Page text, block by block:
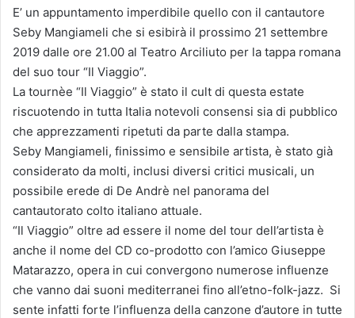
i
a
u
n
e
m
a
i
l
E’ un appuntamento imperdibile quello con il cantautore
Seby Mangiameli che si esibirà il prossimo 21 settembre
2019 dalle ore 21.00 al Teatro Arciliuto per la tappa romana
del suo tour “Il Viaggio”.
La tournèe “Il Viaggio” è stato il cult di questa estate
riscuotendo in tutta Italia notevoli consensi sia di pubblico
che apprezzamenti ripetuti da parte dalla stampa.
Seby Mangiameli, finissimo e sensibile artista, è stato già
considerato da molti, inclusi diversi critici musicali, un
possibile erede di De Andrè nel panorama del
cantautorato colto italiano attuale.
“Il Viaggio” oltre ad essere il nome del tour dell’artista è
anche il nome del CD co-prodotto con l’amico Giuseppe
Matarazzo, opera in cui convergono numerose influenze
che vanno dai suoni mediterranei fino all’etno-folk-jazz. Si
sente infatti forte l’influenza della canzone d’autore in tutte